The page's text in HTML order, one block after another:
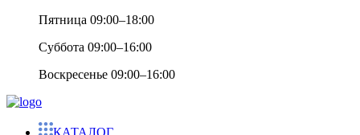
Пятница 09:00–18:00
Суббота 09:00–16:00
Воскресенье 09:00–16:00
КАТАЛОГ